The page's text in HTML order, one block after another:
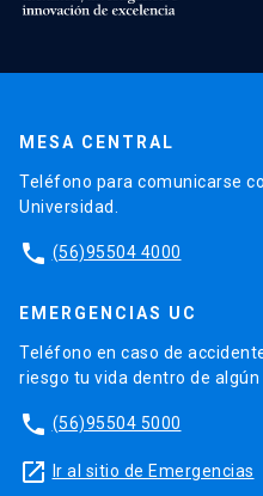
MESA CENTRAL
Teléfono para comunicarse
Universidad.
phone (56)95504 4000
EMERGENCIAS UC
Teléfono en caso de
riesgo tu vida dentro de algún
phone (56)95504 5000
launch Ir al sitio de Emergencias